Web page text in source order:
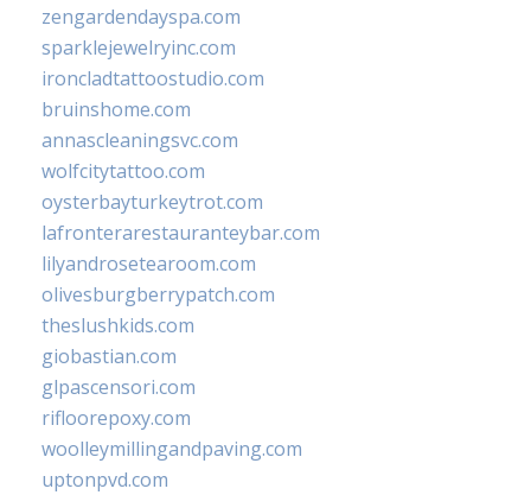
zengardendayspa.com
sparklejewelryinc.com
ironcladtattoostudio.com
bruinshome.com
annascleaningsvc.com
wolfcitytattoo.com
oysterbayturkeytrot.com
lafronterarestauranteybar.com
lilyandrosetearoom.com
olivesburgberrypatch.com
theslushkids.com
giobastian.com
glpascensori.com
rifloorepoxy.com
woolleymillingandpaving.com
uptonpvd.com